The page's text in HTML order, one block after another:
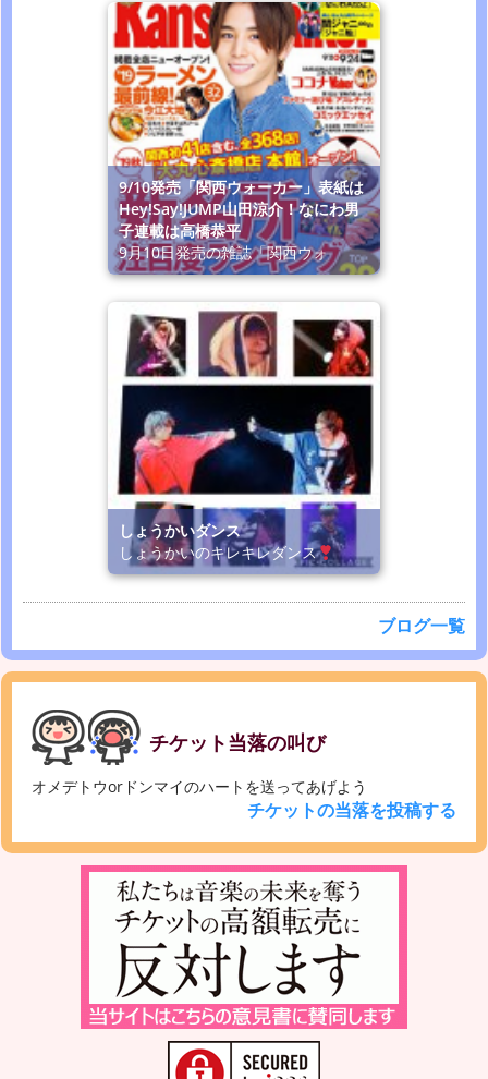
9/10発売「関西ウォーカー」表紙は
Hey!Say!JUMP山田涼介！なにわ男
子連載は高橋恭平
9月10日発売の雑誌「関西ウォ
しょうかいダンス
しょうかいのキレキレダンス
ブログ一覧
チケット当落の叫び
オメデトウorドンマイのハートを送ってあげよう
チケットの当落を投稿する